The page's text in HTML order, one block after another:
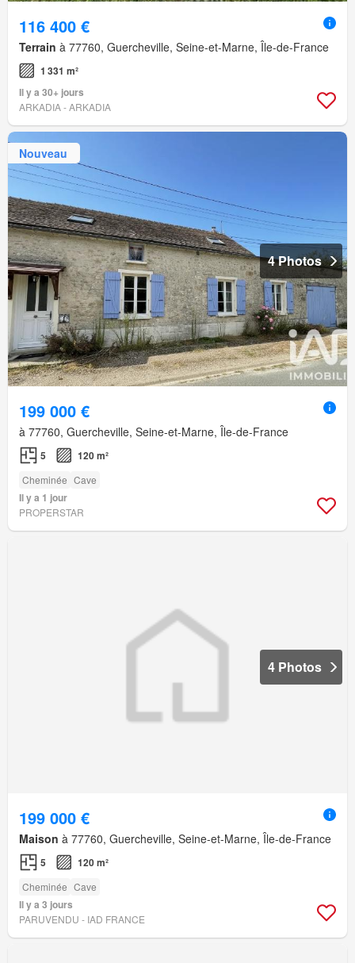
116 400 €
Terrain à 77760, Guercheville, Seine-et-Marne, Île-de-France
1 331 m²
Il y a 30+ jours
ARKADIA - ARKADIA
Nouveau
4 Photos
199 000 €
à 77760, Guercheville, Seine-et-Marne, Île-de-France
5 120 m²
Cheminée Cave
Il y a 1 jour
PROPERSTAR
4 Photos
199 000 €
Maison à 77760, Guercheville, Seine-et-Marne, Île-de-France
5 120 m²
Cheminée Cave
Il y a 3 jours
PARUVENDU - IAD FRANCE